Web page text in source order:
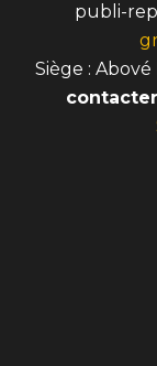
publi-
Siège :
contacter